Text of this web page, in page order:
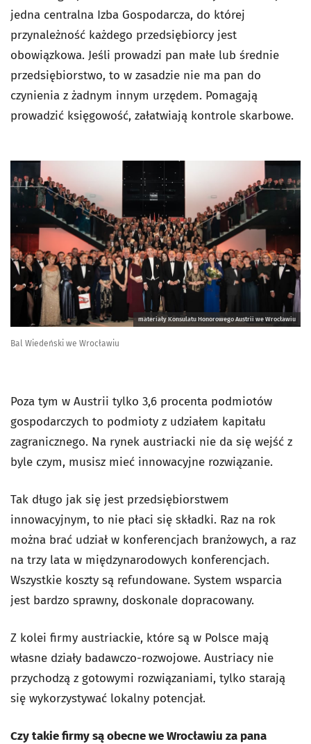
jedna centralna Izba Gospodarcza, do której
przynależność każdego przedsiębiorcy jest
obowiązkowa. Jeśli prowadzi pan małe lub średnie
przedsiębiorstwo, to w zasadzie nie ma pan do
czynienia z żadnym innym urzędem. Pomagają
prowadzić księgowość, załatwiają kontrole skarbowe.
materiały Konsulatu Honorowego Austrii we Wrocławiu
Bal Wiedeński we Wrocławiu
Poza tym w Austrii tylko 3,6 procenta podmiotów
gospodarczych to podmioty z udziałem kapitału
zagranicznego. Na rynek austriacki nie da się wejść z
byle czym, musisz mieć innowacyjne rozwiązanie.
Tak długo jak się jest przedsiębiorstwem
innowacyjnym, to nie płaci się składki. Raz na rok
można brać udział w konferencjach branżowych, a raz
na trzy lata w międzynarodowych konferencjach.
Wszystkie koszty są refundowane. System wsparcia
jest bardzo sprawny, doskonale dopracowany.
Z kolei firmy austriackie, które są w Polsce mają
własne działy badawczo-rozwojowe. Austriacy nie
przychodzą z gotowymi rozwiązaniami, tylko starają
się wykorzystywać lokalny potencjał.
Czy takie firmy są obecne we Wrocławiu za pana